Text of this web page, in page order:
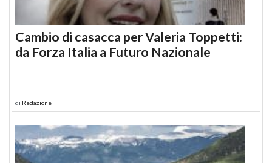
Cambio di casacca per Valeria Toppetti:
da Forza Italia a Futuro Nazionale
di Redazione